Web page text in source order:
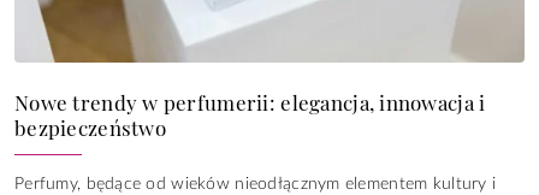
Nowe trendy w perfumerii: elegancja, innowacja i
bezpieczeństwo
Perfumy, będące od wieków nieodłącznym elementem kultury i